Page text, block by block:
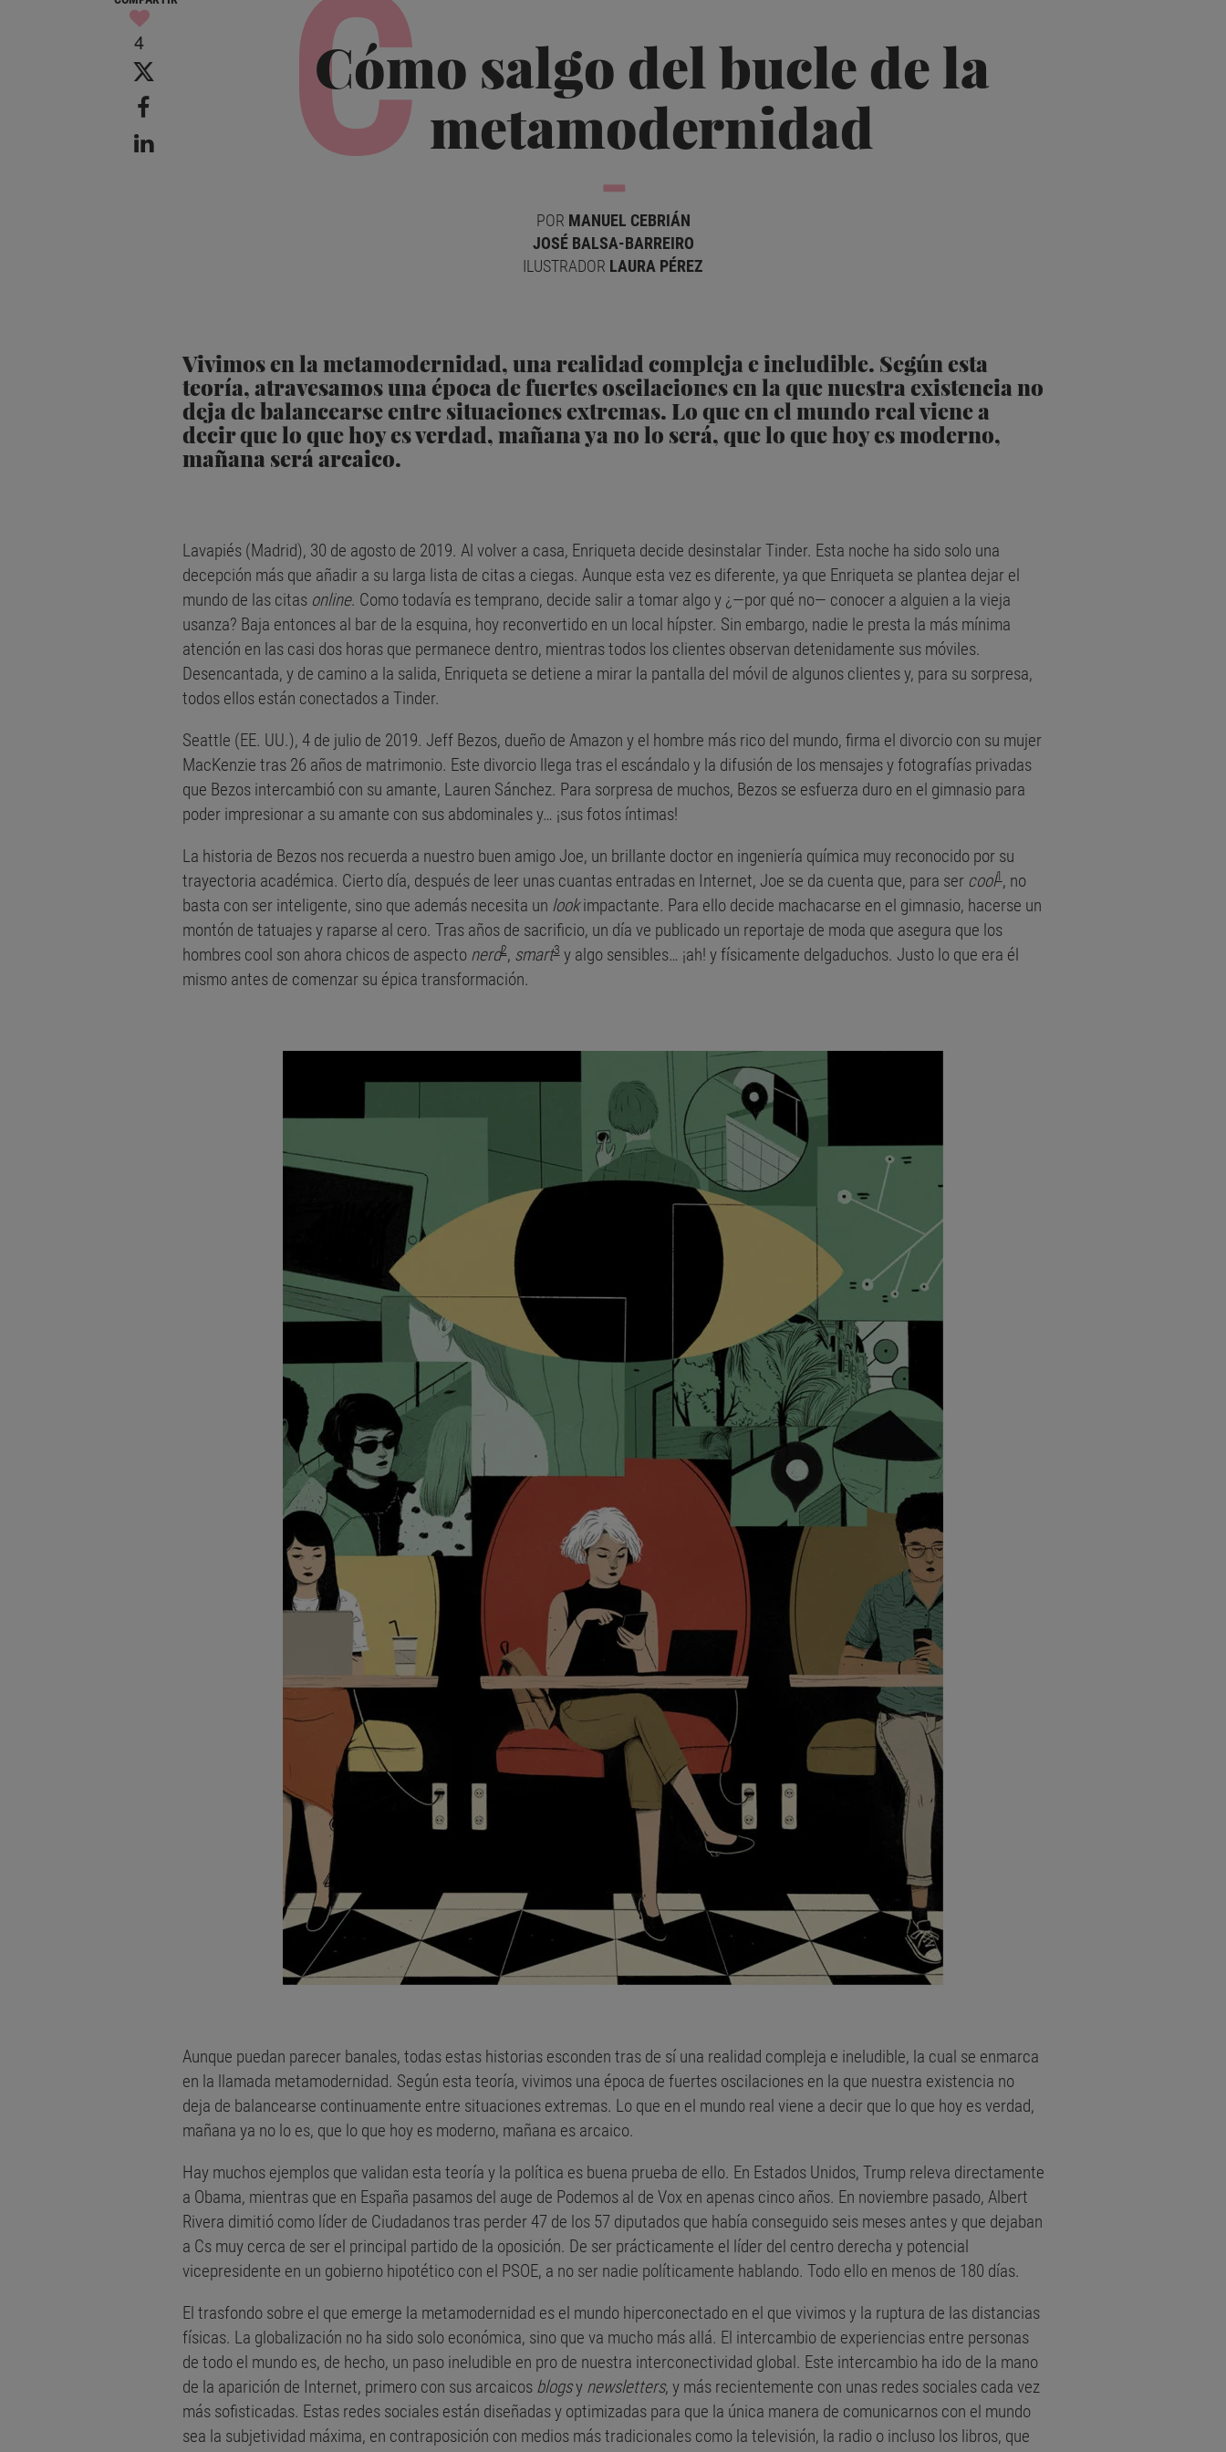
C
4
Cómo salgo del bucle de la
metamodernidad
POR MANUEL CEBRIÁN
JOSÉ BALSA-BARREIRO
ILUSTRADOR LAURA PÉREZ
Vivimos en la metamodernidad, una realidad compleja e ineludible. Según esta
teoría, atravesamos una época de fuertes oscilaciones en la que nuestra existencia no
deja de balancearse entre situaciones extremas. Lo que en el mundo real viene a
decir que lo que hoy es verdad, mañana ya no lo será, que lo que hoy es moderno,
mañana será arcaico.
Lavapiés (Madrid), 30 de agosto de 2019. Al volver a casa, Enriqueta decide desinstalar Tinder. Esta noche ha sido solo una
decepción más que añadir a su larga lista de citas a ciegas. Aunque esta vez es diferente, ya que Enriqueta se plantea dejar el
mundo de las citas online. Como todavía es temprano, decide salir a tomar algo y ¿—por qué no— conocer a alguien a la vieja
usanza? Baja entonces al bar de la esquina, hoy reconvertido en un local hípster. Sin embargo, nadie le presta la más mínima
atención en las casi dos horas que permanece dentro, mientras todos los clientes observan detenidamente sus móviles.
Desencantada, y de camino a la salida, Enriqueta se detiene a mirar la pantalla del móvil de algunos clientes y, para su sorpresa,
todos ellos están conectados a Tinder.
Seattle (EE. UU.), 4 de julio de 2019. Jeff Bezos, dueño de Amazon y el hombre más rico del mundo, firma el divorcio con su mujer
MacKenzie tras 26 años de matrimonio. Este divorcio llega tras el escándalo y la difusión de los mensajes y fotografías privadas
que Bezos intercambió con su amante, Lauren Sánchez. Para sorpresa de muchos, Bezos se esfuerza duro en el gimnasio para
poder impresionar a su amante con sus abdominales y… ¡sus fotos íntimas!
La historia de Bezos nos recuerda a nuestro buen amigo Joe, un brillante doctor en ingeniería química muy reconocido por su
trayectoria académica. Cierto día, después de leer unas cuantas entradas en Internet, Joe se da cuenta que, para ser cool1, no
basta con ser inteligente, sino que además necesita un lookimpactante. Para ello decide machacarse en el gimnasio, hacerse un
montón de tatuajes y raparse al cero. Tras años de sacrificio, un día ve publicado un reportaje de moda que asegura que los
hombres cool son ahora chicos de aspecto nerd2, smart3y algo sensibles… ¡ah! y físicamente delgaduchos. Justo lo que era él
mismo antes de comenzar su épica transformación.
Aunque puedan parecer banales, todas estas historias esconden tras de sí una realidad compleja e ineludible, la cual se enmarca
en la llamada metamodernidad. Según esta teoría, vivimos una época de fuertes oscilaciones en la que nuestra existencia no
deja de balancearse continuamente entre situaciones extremas. Lo que en el mundo real viene a decir que lo que hoy es verdad,
mañana ya no lo es, que lo que hoy es moderno, mañana es arcaico.
Hay muchos ejemplos que validan esta teoría y la política es buena prueba de ello. En Estados Unidos, Trump releva directamente
a Obama, mientras que en España pasamos del auge de Podemos al de Vox en apenas cinco años. En noviembre pasado, Albert
Rivera dimitió como líder de Ciudadanos tras perder 47 de los 57 diputados que había conseguido seis meses antes y que dejaban
a Cs muy cerca de ser el principal partido de la oposición. De ser prácticamente el líder del centro derecha y potencial
vicepresidente en un gobierno hipotético con el PSOE, a no ser nadie políticamente hablando. Todo ello en menos de 180 días.
El trasfondo sobre el que emerge la metamodernidad es el mundo hiperconectado en el que vivimos y la ruptura de las distancias
físicas. La globalización no ha sido solo económica, sino que va mucho más allá. El intercambio de experiencias entre personas
de todo el mundo es, de hecho, un paso ineludible en pro de nuestra interconectividad global. Este intercambio ha ido de la mano
de la aparición de Internet, primero con sus arcaicos blogsy newsletters, y más recientemente con unas redes sociales cada vez
más sofisticadas. Estas redes sociales están diseñadas y optimizadas para que la única manera de comunicarnos con el mundo
sea la subjetividad máxima, en contraposición con medios más tradicionales como la televisión, la radio o incluso los libros, que